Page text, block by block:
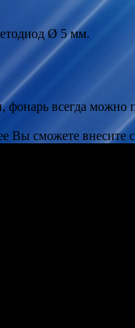
Ø 5 мм.
фонарь всегда
Вы сможете